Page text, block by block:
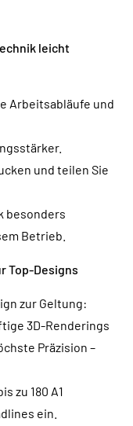
leicht
Arbeitsabläufe und
und teilen Sie
besonders
Betrieb.
Top-Designs
zur Geltung:
3D-Renderings
Präzision –
zu 180 A1
ein.